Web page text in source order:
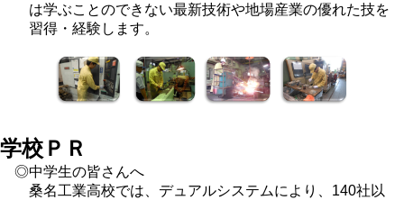
は学ぶことのできない最新技術や地場産業の優れた技を
習得・経験します。
学校ＰＲ
◎中学生の皆さんへ
桑名工業高校では、デュアルシステムにより、140社以